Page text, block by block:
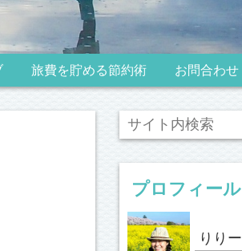
旅費を貯める節約術 お問合わせ
プロフィール
りりー